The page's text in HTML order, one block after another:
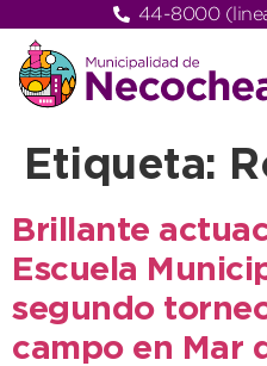
44-8000
Etiqueta:
Brillante
Escuela
segundo
campo en Mar